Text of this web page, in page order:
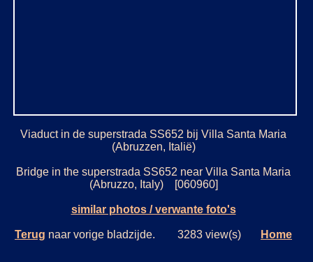
Viaduct in de superstrada SS652 bij Villa Santa Maria
(Abruzzen, Italië)
Bridge in the superstrada SS652 near Villa Santa Maria
(Abruzzo, Italy) [060960]
similar photos / verwante foto's
Terug naar vorige bladzijde. 3283 view(s) Home